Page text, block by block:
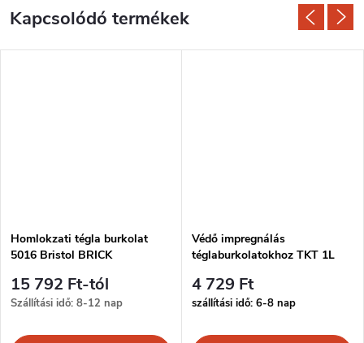
Kapcsolódó termékek
Homlokzati tégla burkolat
5016 Bristol BRICK
15 792 Ft-tól
Szállítási idő: 8-12 nap
Védő impregnálás
téglaburkolatokhoz TKT 1L
4 729 Ft
szállítási idő: 6-8 nap